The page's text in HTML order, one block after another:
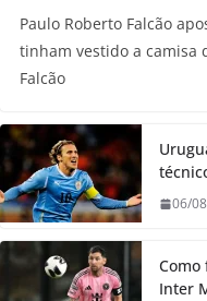
Paulo Roberto Falcão
tinham vestido a camisa
Falcão
06/
Inter